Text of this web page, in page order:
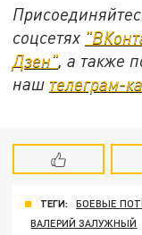
соцсетях
Дзен", а также
наш телеграм-
ТЕГИ: БОЕВЫЕ
ВАЛЕРИЙ ЗАЛУЖНЫЙ